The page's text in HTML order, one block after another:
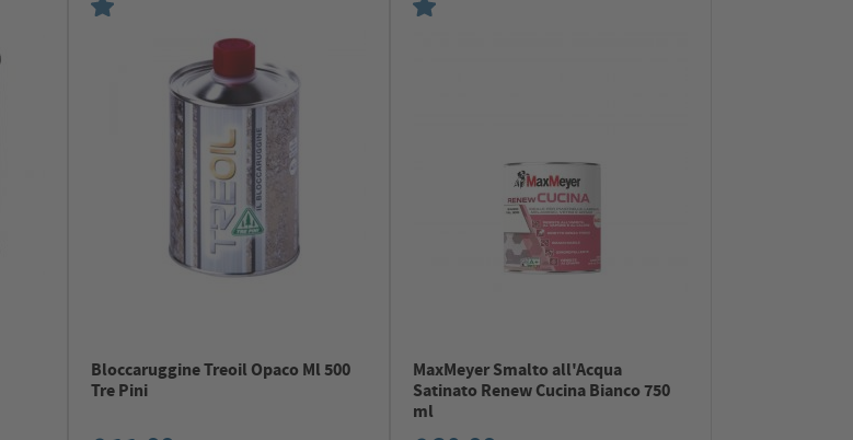
Bloccaruggine Treoil Opaco Ml 500
Tre Pini
MaxMeyer Smalto all'Acqua
Satinato Renew Cucina Bianco 750
ml